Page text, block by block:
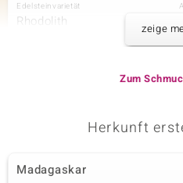
Edelsteinvarietät
Rhodolith
I2 (I) Diamant
zeige
Zum
Herkunft
Madagaskar